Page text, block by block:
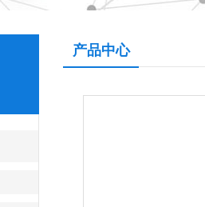
产品中心